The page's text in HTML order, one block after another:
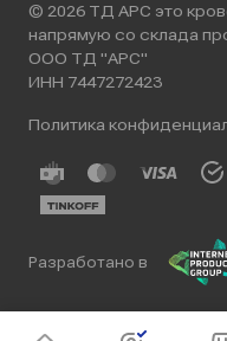
© 2026 ТД АРС это
напрямую со склада
ООО ТД "АРС"
ИНН 7447272423
Политика
Разработано в